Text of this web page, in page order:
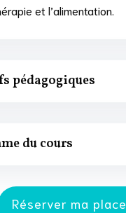
et l’alimentation.
pédagogiques
du cours
Réserver ma place